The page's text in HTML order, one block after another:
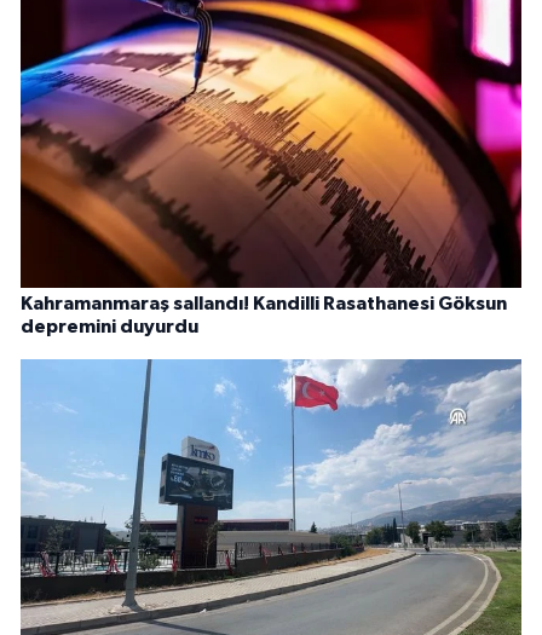
Kahramanmaraş sallandı! Kandilli Rasathanesi Göksun
depremini duyurdu